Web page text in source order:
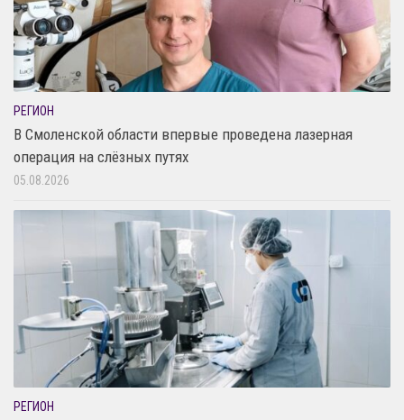
РЕГИОН
В Смоленской области впервые проведена лазерная
операция на слёзных путях
05.08.2026
РЕГИОН